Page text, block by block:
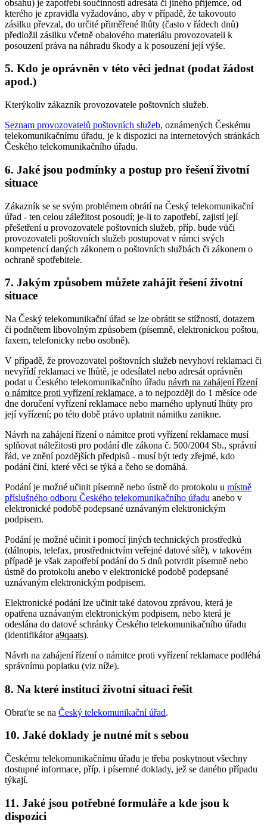
obsahu) je zapotřebí součinnosti adresáta či jiného příjemce, od
kterého je zpravidla vyžadováno, aby v případě, že takovouto
zásilku převzal, do určité přiměřené lhůty (často v řádech dnů)
předložil zásilku včetně obalového materiálu provozovateli k
posouzení práva na náhradu škody a k posouzení její výše.
5. Kdo je oprávněn v této věci jednat (podat žádost
apod.)
Kterýkoliv zákazník provozovatele poštovních služeb.
Seznam provozovatelů poštovních služeb, oznámených Českému
telekomunikačnímu úřadu, je k dispozici na internetových stránkách
Českého telekomunikačního úřadu.
6. Jaké jsou podmínky a postup pro řešení životní
situace
Zákazník se se svým problémem obrátí na Český telekomunikační
úřad - ten celou záležitost posoudí; je-li to zapotřebí, zajistí její
přešetření u provozovatele poštovních služeb, příp. bude vůči
provozovateli poštovních služeb postupovat v rámci svých
kompetencí daných zákonem o poštovních službách či zákonem o
ochraně spotřebitele.
7. Jakým způsobem můžete zahájit řešení životní
situace
Na Český telekomunikační úřad se lze obrátit se stížností, dotazem
či podnětem libovolným způsobem (písemně, elektronickou poštou,
faxem, telefonicky nebo osobně).
V případě, že provozovatel poštovních služeb nevyhoví reklamaci či
nevyřídí reklamaci ve lhůtě, je odesílatel nebo adresát oprávněn
podat u Českého telekomunikačního úřadu návrh na zahájení řízení
o námitce proti vyřízení reklamace, a to nejpozději do 1 měsíce ode
dne doručení vyřízení reklamace nebo marného uplynutí lhůty pro
její vyřízení; po této době právo uplatnit námitku zanikne.
Návrh na zahájení řízení o námitce proti vyřízení reklamace musí
splňovat náležitosti pro podání dle zákona č. 500/2004 Sb., správní
řád, ve znění pozdějších předpisů - musí být tedy zřejmé, kdo
podání činí, které věci se týká a čeho se domáhá.
Podání je možné učinit písemně nebo ústně do protokolu u místně
příslušného odboru Českého telekomunikačního úřadu anebo v
elektronické podobě podepsané uznávaným elektronickým
podpisem.
Podání je možné učinit i pomocí jiných technických prostředků
(dálnopis, telefax, prostřednictvím veřejné datové sítě), v takovém
případě je však zapotřebí podání do 5 dnů potvrdit písemně nebo
ústně do protokolu anebo v elektronické podobě podepsané
uznávaným elektronickým podpisem.
Elektronické podání lze učinit také datovou zprávou, která je
opatřena uznávaným elektronickým podpisem, nebo která je
odeslána do datové schránky Českého telekomunikačního úřadu
(identifikátora9qaats).
Návrh na zahájení řízení o námitce proti vyřízení reklamace podléhá
správnímu poplatku (viz níže).
8. Na které instituci životní situaci řešit
Obraťte se na Český telekomunikační úřad.
10. Jaké doklady je nutné mít s sebou
Českému telekomunikačnímu úřadu je třeba poskytnout všechny
dostupné informace, příp. i písemné doklady, jež se daného případu
týkají.
11. Jaké jsou potřebné formuláře a kde jsou k
dispozici